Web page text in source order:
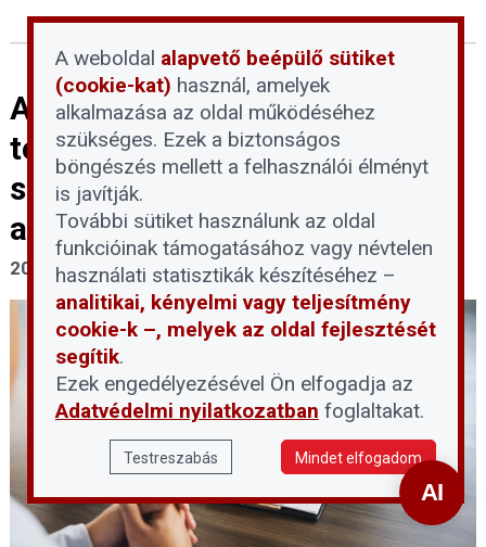
A devizahiteles eljárások
tervezett felfüggesztése:
segítség vagy újabb akadály az
adósoknak?
2026. június 1.
A weboldal alapvető beépülő sütiket
(cookie-kat) használ, amelyek
alkalmazása az oldal működéséhez
szükséges. Ezek a biztonságos
böngészés mellett a felhasználói élményt
is javítják.
További sütiket használunk az oldal
funkcióinak támogatásához vagy névtelen
használati statisztikák készítéséhez –
analitikai, kényelmi vagy teljesítmény
cookie-k –, melyek az oldal fejlesztését
segítik.
Ezek engedélyezésével Ön elfogadja az
Adatvédelmi nyilatkozatban foglaltakat.
Testreszabás Mindet elfogadom